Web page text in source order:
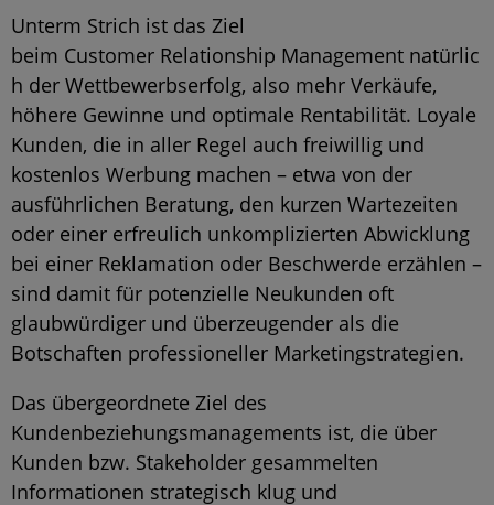
Unterm Strich ist das Ziel
beim Customer Relationship Management natürlic
h der Wettbewerbserfolg, also mehr Verkäufe,
höhere Gewinne und optimale Rentabilität. Loyale
Kunden, die in aller Regel auch freiwillig und
kostenlos Werbung machen – etwa von der
ausführlichen Beratung, den kurzen Wartezeiten
oder einer erfreulich unkomplizierten Abwicklung
bei einer Reklamation oder Beschwerde erzählen –
sind damit für potenzielle Neukunden oft
glaubwürdiger und überzeugender als die
Botschaften professioneller Marketingstrategien.
Das übergeordnete Ziel des
Kundenbeziehungsmanagements ist, die über
Kunden bzw. Stakeholder gesammelten
Informationen strategisch klug und